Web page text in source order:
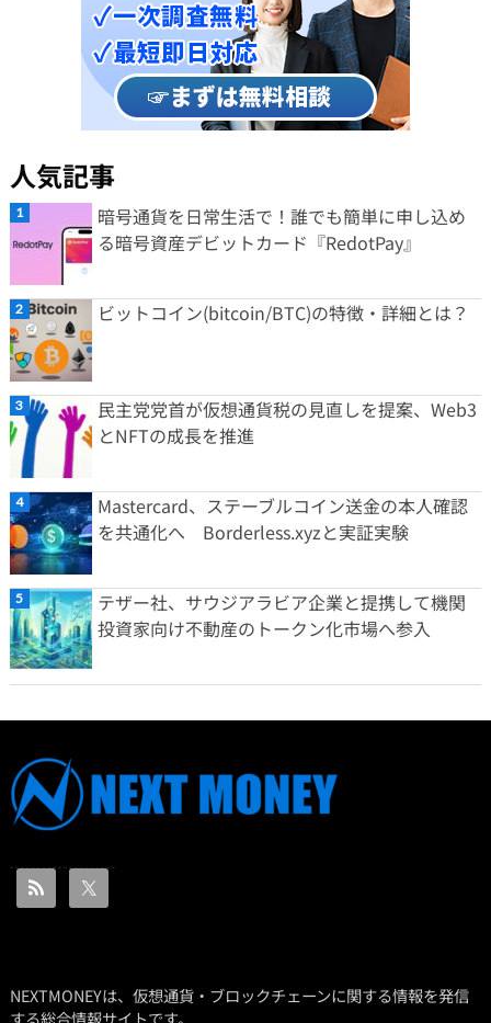
人気記事
暗号通貨を日常生活で！誰でも簡単に申し込め
る暗号資産デビットカード『RedotPay』
ビットコイン(bitcoin/BTC)の特徴・詳細とは？
民主党党首が仮想通貨税の見直しを提案、Web3
とNFTの成長を推進
Mastercard、ステーブルコイン送金の本人確認
を共通化へ Borderless.xyzと実証実験
テザー社、サウジアラビア企業と提携して機関
投資家向け不動産のトークン化市場へ参入
NEXTMONEYは、仮想通貨・ブロックチェーンに関する情報を発信
する総合情報サイトです。